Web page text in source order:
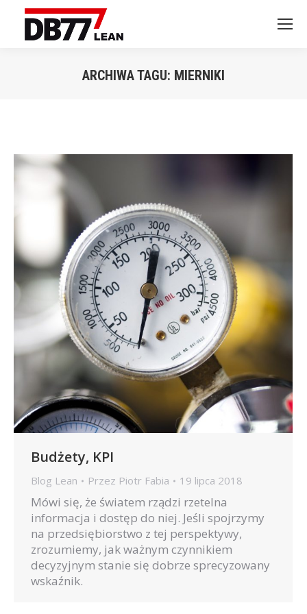
ARCHIWA TAGU: MIERNIKI
Budżety, KPI
Blog Lean Przez Piotr Fabia 19 lipca 2018
Mówi się, że światem rządzi rzetelna
informacja i dostęp do niej. Jeśli spojrzymy
na przedsiębiorstwo z tej perspektywy,
zrozumiemy, jak ważnym czynnikiem
decyzyjnym stanie się dobrze sprecyzowany
wskaźnik.